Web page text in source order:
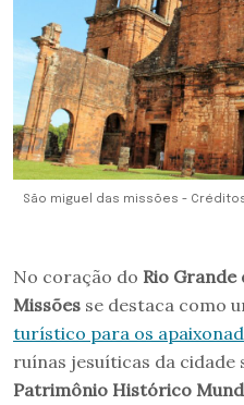
São miguel das missões -
No coração do Rio Grande
Missões se destaca como
turístico para os
ruínas jesuíticas da cidade
Patrimônio Histórico